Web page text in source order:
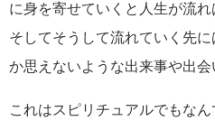
に身を寄せていくと人生が流れ
そしてそうして流れていく先
か思えないような出来事や出会
これはスピリチュアルでもな